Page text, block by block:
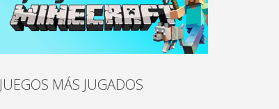
JUEGOS MÁS JUGADOS